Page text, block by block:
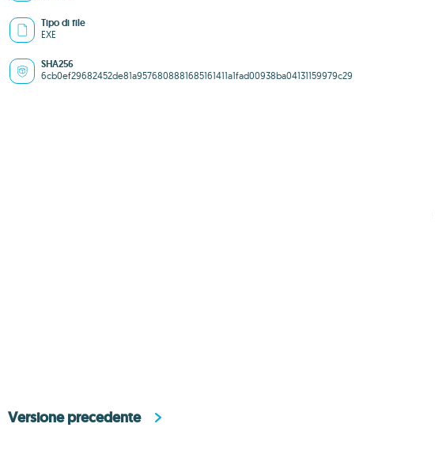
Tipo di file
EXE
SHA256
6cb0ef29682452de81a9576808881685161411a1fad00938ba04131159979c29
Versione precedente